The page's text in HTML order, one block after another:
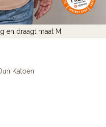
en draagt maat M
Katoen